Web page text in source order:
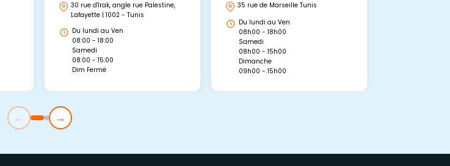
30 rue d'Irak, angle rue Palestine,
Lafayette | 1002 - Tunis
Du lundi au Ven
08:00 - 18:00
Samedi
08:00 - 15:00
Dim Fermé
35 rue de Marseille Tunis
Du lundi au Ven
08h00 - 18h00
Samedi
08h00 - 15h00
Dimanche
09h00 - 15h00
← →